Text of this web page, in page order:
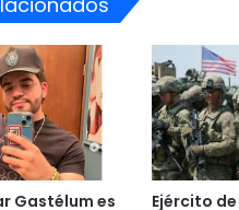
Gastélum es Ejército de